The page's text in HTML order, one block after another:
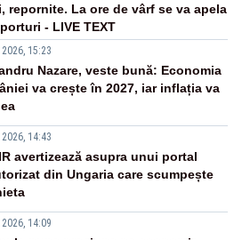
repornite. La ore de vârf se va apela
- LIVE TEXT
15:23
Nazare, veste bună: Economia
va crește în 2027, iar inflația va
14:43
avertizează asupra unui portal
din Ungaria care scumpește
14:09